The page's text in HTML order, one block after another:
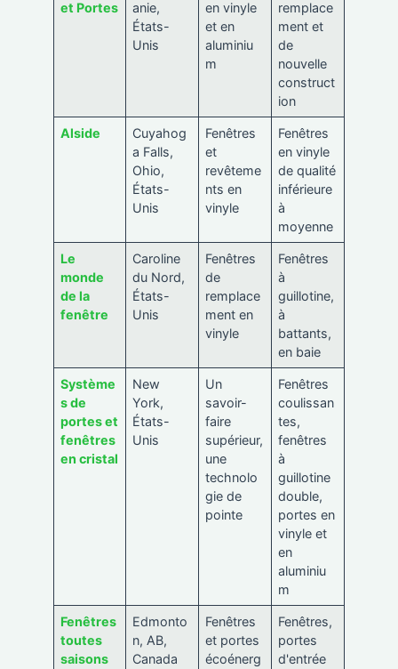
et Portes
anie,
États-
Unis
en vinyle
et en
aluminiu
m
remplace
ment et
de
nouvelle
construct
ion
Alside
Cuyahog
a Falls,
Ohio,
États-
Unis
Fenêtres
et
revêteme
nts en
vinyle
Fenêtres
en vinyle
de qualité
inférieure
à
moyenne
Le
monde
de la
fenêtre
Caroline
du Nord,
États-
Unis
Fenêtres
de
remplace
ment en
vinyle
Fenêtres
à
guillotine,
à
battants,
en baie
Système
s de
portes et
fenêtres
en cristal
New
York,
États-
Unis
Un
savoir-
faire
supérieur,
une
technolo
gie de
pointe
Fenêtres
coulissan
tes,
fenêtres
à
guillotine
double,
portes en
vinyle et
en
aluminiu
m
Fenêtres
toutes
saisons
Edmonto
n, AB,
Canada
Fenêtres
et portes
écoénerg
Fenêtres,
portes
d'entrée